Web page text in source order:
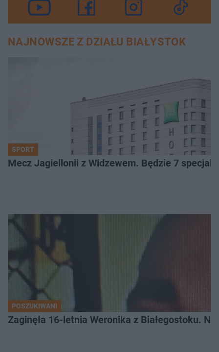
NAJNOWSZE Z DZIAŁU BIAŁYSTOK
SPORT
Mecz Jagiellonii z Widzewem. Będzie 7
POSZUKIWANI
Zaginęła 16-letnia Weronika z Białegostoku.